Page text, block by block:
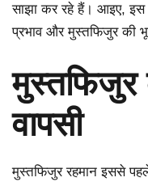
साझा कर रहे हैं। आइए, इस
प्रभाव और मुस्तफिजुर की
मुस्तफिजुर
वापसी
मुस्तफिजुर रहमान इससे